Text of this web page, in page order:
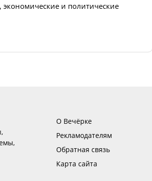
и политические
О Вечёрке
Рекламодателям
Обратная связь
Карта сайта